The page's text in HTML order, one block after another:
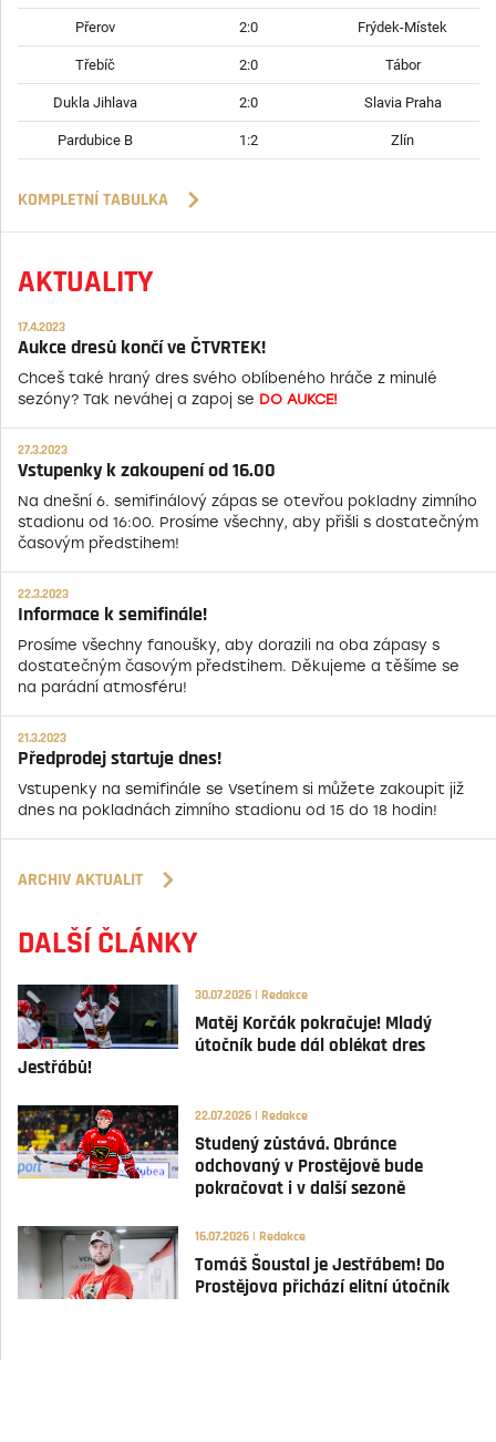
Přerov 2:0 Frýdek-Místek
Třebíč 2:0 Tábor
Dukla Jihlava 2:0 Slavia Praha
Pardubice B 1:2 Zlín
KOMPLETNÍ TABULKA
AKTUALITY
17.4.2023
Aukce dresů končí ve ČTVRTEK!
Chceš také hraný dres svého oblíbeného hráče z minulé
sezóny? Tak neváhej a zapoj se DO AUKCE!
27.3.2023
Vstupenky k zakoupení od 16.00
Na dnešní 6. semifinálový zápas se otevřou pokladny zimního
stadionu od 16:00. Prosíme všechny, aby přišli s dostatečným
časovým předstihem!
22.3.2023
Informace k semifinále!
Prosíme všechny fanoušky, aby dorazili na oba zápasy s
dostatečným časovým předstihem. Děkujeme a těšíme se
na parádní atmosféru!
21.3.2023
Předprodej startuje dnes!
Vstupenky na semifinále se Vsetínem si můžete zakoupit již
dnes na pokladnách zimního stadionu od 15 do 18 hodin!
ARCHIV AKTUALIT
DALŠÍ ČLÁNKY
30.07.2026 | Redakce
Matěj Korčák pokračuje! Mladý
útočník bude dál oblékat dres
Jestřábů!
22.07.2026 | Redakce
Studený zůstává. Obránce
odchovaný v Prostějově bude
pokračovat i v další sezoně
16.07.2026 | Redakce
Tomáš Šoustal je Jestřábem! Do
Prostějova přichází elitní útočník